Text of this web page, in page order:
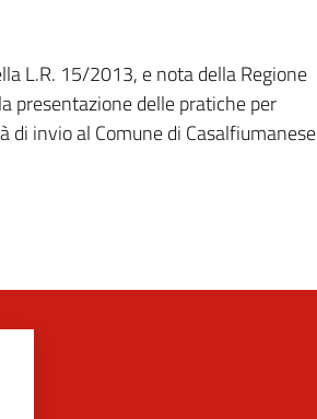
L.R. 15/2013, e nota della Regione
presentazione delle pratiche per
invio al Comune di Casalfiumanese